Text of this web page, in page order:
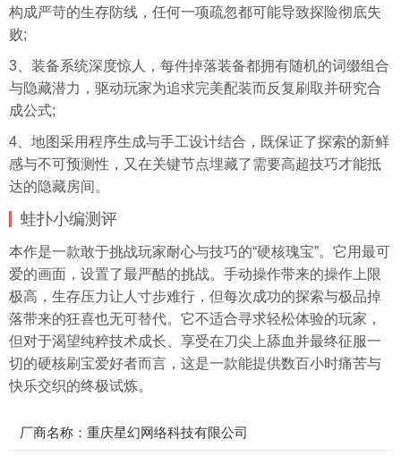
构成严苛的生存防线，任何一项疏忽都可能导致探险彻底失
败;
3、装备系统深度惊人，每件掉落装备都拥有随机的词缀组合
与隐藏潜力，驱动玩家为追求完美配装而反复刷取并研究合
成公式;
4、地图采用程序生成与手工设计结合，既保证了探索的新鲜
感与不可预测性，又在关键节点埋藏了需要高超技巧才能抵
达的隐藏房间。
蛙扑小编测评
本作是一款敢于挑战玩家耐心与技巧的“硬核瑰宝”。它用最可
爱的画面，设置了最严酷的挑战。手动操作带来的操作上限
极高，生存压力让人寸步难行，但每次成功的探索与极品掉
落带来的狂喜也无可替代。它不适合寻求轻松体验的玩家，
但对于渴望纯粹技术成长、享受在刀尖上舔血并最终征服一
切的硬核刷宝爱好者而言，这是一款能提供数百小时痛苦与
快乐交织的终极试炼。
厂商名称：重庆星幻网络科技有限公司